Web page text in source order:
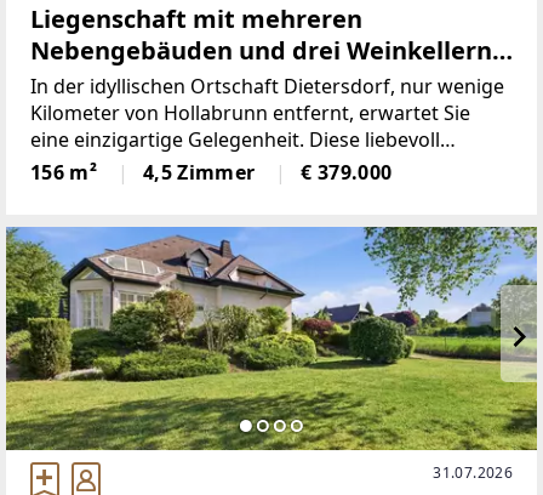
Liegenschaft mit mehreren
Nebengebäuden und drei Weinkellern
sowie ca. 1.271 m² Grund!
In der idyllischen Ortschaft Dietersdorf, nur wenige
Kilometer von Hollabrunn entfernt, erwartet Sie
eine einzigartige Gelegenheit. Diese liebevoll
gestaltete Liegenschaft bietet auf etwa 156 m²
Wohn- und Nutzfläche ausreichend Raum, um dem
156 m² 4,5 Zimmer € 379.000
31.07.2026